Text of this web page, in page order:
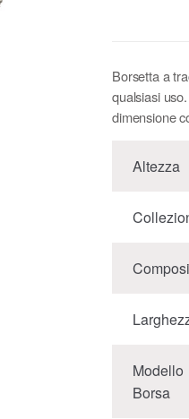
Borsetta a
qualsiasi
dimensione
Altezza
Modello
Borsa